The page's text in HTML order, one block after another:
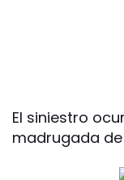
El siniestro
madrugada